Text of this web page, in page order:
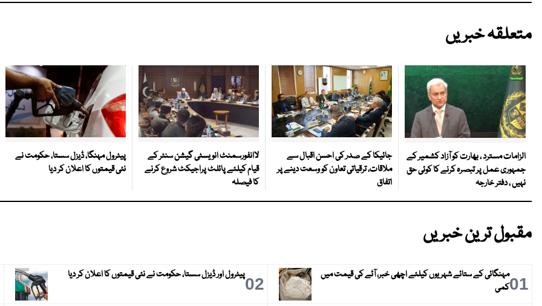
متعلقہ خبریں
الزامات مسترد ، بھارت کو آزاد کشمیر کے
جمہوری عمل پر تبصرہ کرنے کا کوئی حق
نہیں ، دفتر خارجہ
جائیکا کے صدر کی احسن اقبال سے
ملاقات، ترقیاتی تعاون کو وسعت دینے پر
اتفاق
لاانفورسمنٹ انویسٹی گیشن سنٹر کے
قیام کیلئے پائلٹ پراجیکٹ شروع کرنے
کا فیصلہ
پیٹرول مہنگا، ڈیزل سستا، حکومت نے
نئی قیمتوں کا اعلان کر دیا
مقبول ترین خبریں
01مہنگائی کے ستائے شہریوں کیلئے اچھی خبر، آٹے کی قیمت میں
کمی
02پیٹرول اور ڈیزل سستا، حکومت نے نئی قیمتوں کا اعلان کر دیا